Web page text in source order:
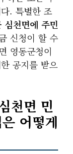
. 특별한 조
심천면에 주민
신청이 할 수
영동군청이
공지를 받으
천면 민
어떻게